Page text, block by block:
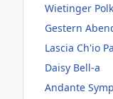
Wietinger
Gestern
Lascia Ch'io
Daisy Bell-a
Andante